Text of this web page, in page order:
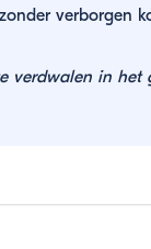
verborgen
verdwalen in